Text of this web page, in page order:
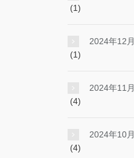
(1)
2024年12月
(1)
2024年11月
(4)
2024年10月
(4)